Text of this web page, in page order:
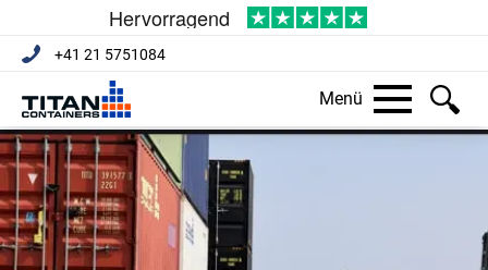
+41 21 5751084
Menü